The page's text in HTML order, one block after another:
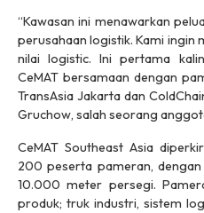
“Kawasan ini menawarkan
perusahaan logistik. Kami ingin
nilai logistic. Ini pertama
CeMAT bersamaan dengan
TransAsia Jakarta dan
Gruchow, salah seorang
CeMAT Southeast Asia
200 peserta pameran,
10.000 meter persegi.
produk; truk industri, sistem